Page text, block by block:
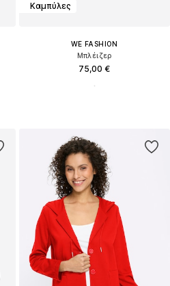
Καμπύλες
WE FASHION
Μπλέιζερ
75,00 €